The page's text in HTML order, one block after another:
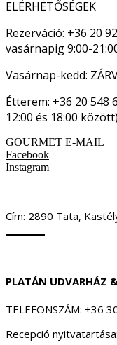
ELÉRHETŐSÉGEK
Rezerváció: +36 20
vasárnapig 9:00-
Vasárnap-kedd:
Étterem: +36 20
12:00 és 18:00 között)
GOURMET E-MAIL
Facebook
Instagram
Cím: 2890 Tata,
PLATÁN UDVARHÁZ
TELEFONSZÁM: +36
Recepció